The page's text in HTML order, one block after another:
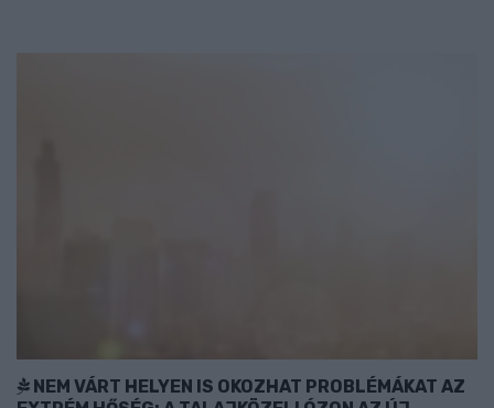
NEM VÁRT HELYEN IS OKOZHAT PROBLÉMÁKAT AZ